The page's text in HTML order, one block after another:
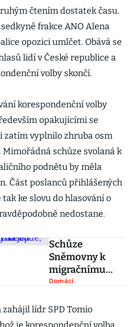
čtením dostatek času.
frakce ANO Alena
opozici umlčet. Obává se
lidí v České republice a
volby skončí.
korespondenční volby
opakujícími se
zatím vyplnilo zhruba osm
schůze svolaná k
podnětu by měla
Část poslanců přihlášených
ke slovu do hlasování o
nedostane.
Schůze
Sněmovny k
migračnímu
paktu nebude,
návrh na její
konání
Domácí
lídr SPD Tomio